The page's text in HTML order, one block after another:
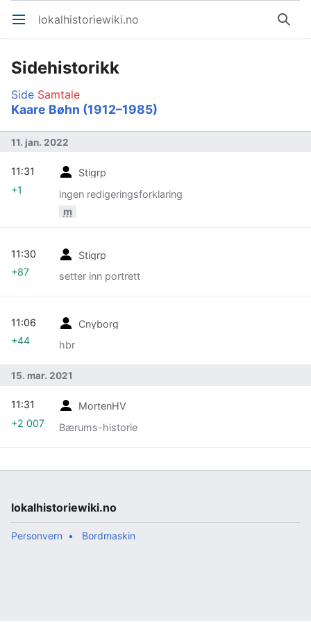
Åpne hovedmenyen lokalhistoriewiki.no Søk
Sidehistorikk
Side Samtale
Kaare Bøhn (1912–1985)
11. jan. 2022
Stigrp
ingen redigeringsforklaring
m
11:31
+1
Stigrp
setter inn portrett
11:30
+87
Cnyborg
hbr
11:06
+44
15. mar. 2021
MortenHV
Bærums-historie
11:31
+2 007
lokalhistoriewiki.no
Personvern Bordmaskin